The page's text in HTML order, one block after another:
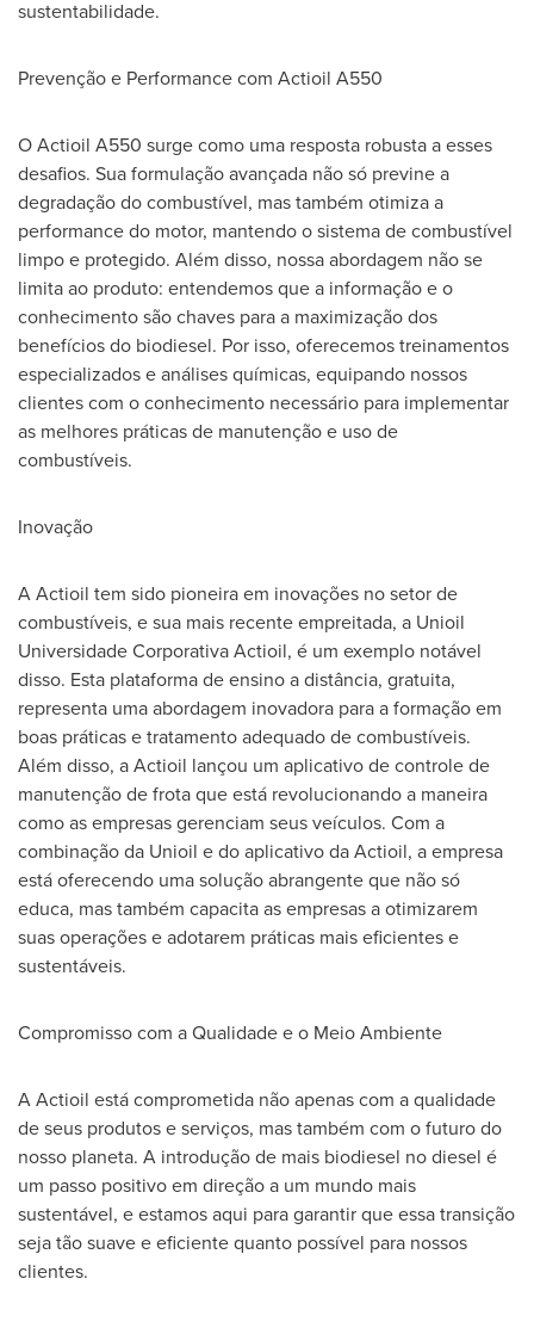
sustentabilidade.
Prevenção e Performance com Actioil A550
O Actioil A550 surge como uma resposta robusta a esses
desafios. Sua formulação avançada não só previne a
degradação do combustível, mas também otimiza a
performance do motor, mantendo o sistema de combustível
limpo e protegido. Além disso, nossa abordagem não se
limita ao produto: entendemos que a informação e o
conhecimento são chaves para a maximização dos
benefícios do biodiesel. Por isso, oferecemos treinamentos
especializados e análises químicas, equipando nossos
clientes com o conhecimento necessário para implementar
as melhores práticas de manutenção e uso de
combustíveis.
Inovação
A Actioil tem sido pioneira em inovações no setor de
combustíveis, e sua mais recente empreitada, a Unioil
Universidade Corporativa Actioil, é um exemplo notável
disso. Esta plataforma de ensino a distância, gratuita,
representa uma abordagem inovadora para a formação em
boas práticas e tratamento adequado de combustíveis.
Além disso, a Actioil lançou um aplicativo de controle de
manutenção de frota que está revolucionando a maneira
como as empresas gerenciam seus veículos. Com a
combinação da Unioil e do aplicativo da Actioil, a empresa
está oferecendo uma solução abrangente que não só
educa, mas também capacita as empresas a otimizarem
suas operações e adotarem práticas mais eficientes e
sustentáveis.
Compromisso com a Qualidade e o Meio Ambiente
A Actioil está comprometida não apenas com a qualidade
de seus produtos e serviços, mas também com o futuro do
nosso planeta. A introdução de mais biodiesel no diesel é
um passo positivo em direção a um mundo mais
sustentável, e estamos aqui para garantir que essa transição
seja tão suave e eficiente quanto possível para nossos
clientes.